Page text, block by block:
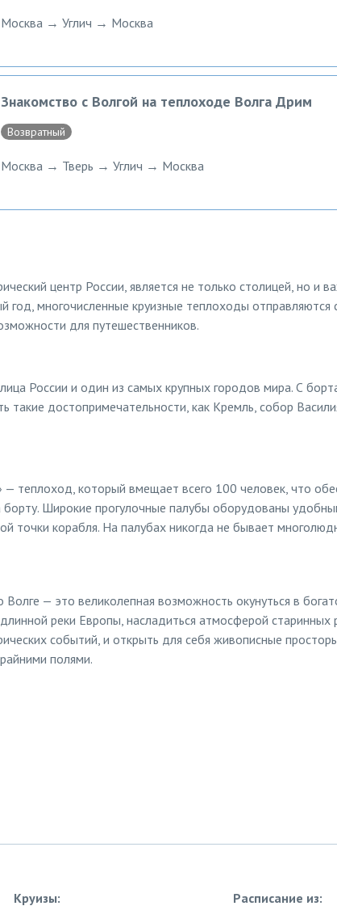
Москва → Углич → Москва
Знакомство с Волгой на теплоходе Волга Дрим
Возвратный
Москва → Тверь → Углич → Москва
центр России, является не только столицей, но и
год, многочисленные круизные теплоходы
для путешественников.
России и один из самых крупных городов мира. С
такие достопримечательности, как Кремль, собор
теплоход, который вмещает всего 100 человек, что
Широкие прогулочные палубы оборудованы
точки корабля. На палубах никогда не бывает
Волге — это великолепная возможность окунуться в
реки Европы, насладиться атмосферой
событий, и открыть для себя живописные
полями.
Круизы: Расписание из: